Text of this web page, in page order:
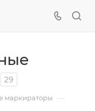
29
маркираторы —